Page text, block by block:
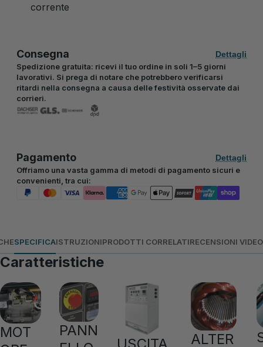
corrente
Consegna
Dettagli
Spedizione gratuita: ricevi il tuo ordine in soli 1–5 giorni
lavorativi. Si prega di notare che potrebbero verificarsi
ritardi nella consegna a causa delle festività osservate dai
corrieri.
Pagamento
Dettagli
Offriamo una vasta gamma di metodi di pagamento sicuri e
convenienti, tra cui:
SPECIFICAISTRUZIONIPRODOTTI CORRELATIRECENSIONI VIDEO
Caratteristiche
MOT
PANN
ALTER